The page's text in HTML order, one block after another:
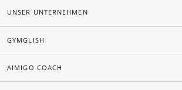
UNSER UNTERNEHMEN
GYMGLISH
AIMIGO COACH